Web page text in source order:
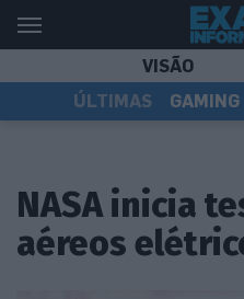
VISÃO
ÚLTIMAS
GAMING
NASA inicia
aéreos